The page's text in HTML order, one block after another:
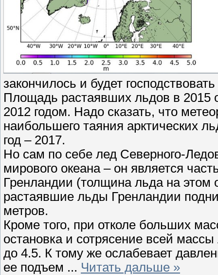
закончилось и будет
Площадь растаявших льдов в 2015
2012 годом. Надо сказать, что
наибольшего таяния арктических
год – 2017.
Но сам по себе лед Северного-
мирового океана – он является
Гренландии (толщина льда на этом
растаявшие льды Гренландии
метров.
Кроме того, при отколе больших
остановка и сотрясение всей
до 4.5. К тому же ослабевает
ее подъем ... Читать дальше »